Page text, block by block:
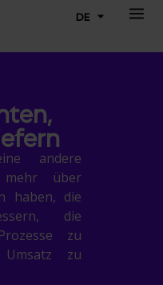
DE
andere
mehr über
haben, die
die
zu
zu